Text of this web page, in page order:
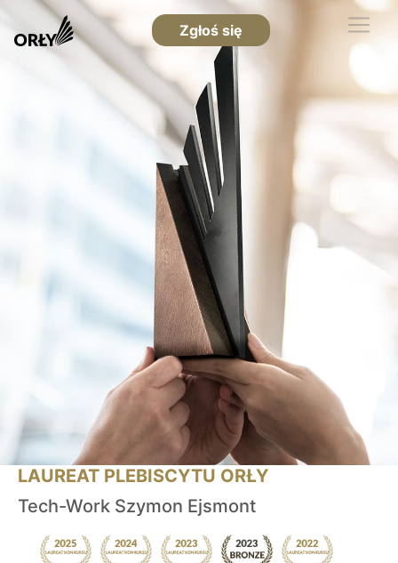
Zgłoś się
LAUREAT PLEBISCYTU ORŁY
Tech-Work Szymon Ejsmont